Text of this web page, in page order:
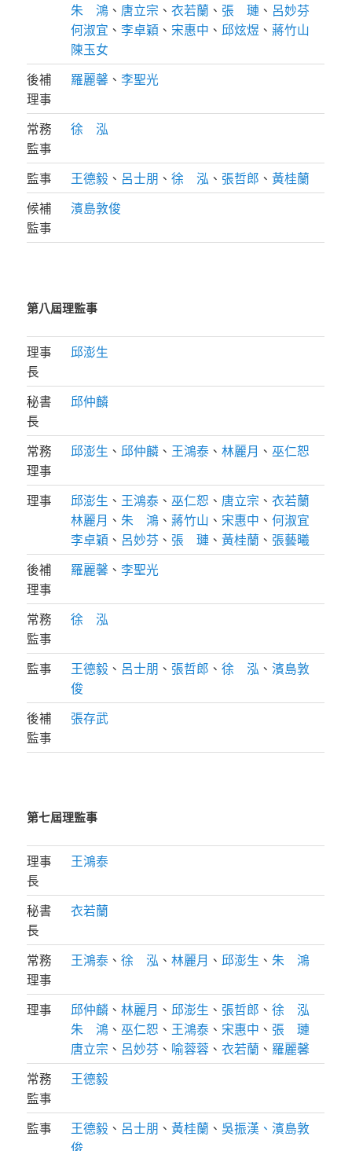
朱 鴻 、 唐立宗 、衣若蘭 、 張 璉 、 呂妙芬
何淑宜 、李卓穎 、 宋惠中 、 邱炫煜 、蔣竹山
陳玉女
後補
理事
羅麗馨 、李聖光
常務
監事
徐 泓
監事 王德毅 、 呂士朋 、徐 泓 、 張哲郎 、黃桂蘭
候補
監事
濱島敦俊
第八屆理監事
理事
長
邱澎生
秘書
長
邱仲麟
常務
理事
邱澎生 、 邱仲麟 、 王鴻泰 、林麗月 、巫仁恕
理事 邱澎生 、 王鴻泰 、巫仁恕 、 唐立宗 、衣若蘭
林麗月 、 朱 鴻 、蔣竹山 、 宋惠中 、何淑宜
李卓穎 、 呂妙芬 、 張 璉 、黃桂蘭 、 張藝曦
後補
理事
羅麗馨 、李聖光
常務
監事
徐 泓
監事 王德毅 、 呂士朋 、 張哲郎 、徐 泓 、濱島敦
俊
後補
監事
張存武
第七屆理監事
理事
長
王鴻泰
秘書
長
衣若蘭
常務
理事
王鴻泰 、徐 泓 、林麗月 、 邱澎生 、 朱 鴻
理事 邱仲麟 、林麗月 、 邱澎生 、 張哲郎 、徐 泓
朱 鴻 、巫仁恕 、 王鴻泰 、 宋惠中 、 張 璉
唐立宗 、 呂妙芬 、 喻蓉蓉 、衣若蘭 、 羅麗馨
常務
監事
王德毅
監事 王德毅 、 呂士朋 、黃桂蘭 、 吳振漢、濱島敦
俊